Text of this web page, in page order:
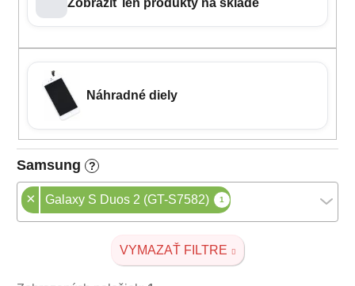
Náhradné diely
Samsung ?
× Galaxy S Duos 2 (GT-S7582) 1
VYMAZAŤ FILTRE